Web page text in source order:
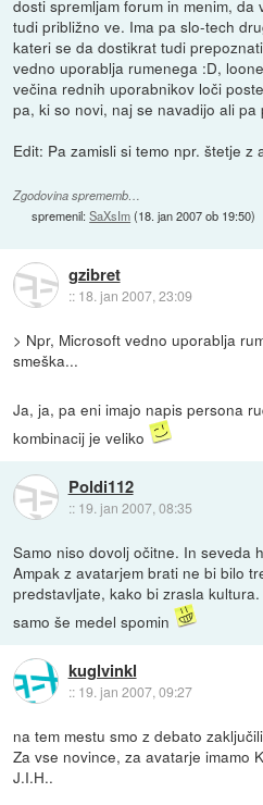
dosti spremljam forum in menim,
tudi približno ve. Ima pa slo-tech
kateri se da dostikrat tudi
vedno uporablja rumenega :D,
večina rednih uporabnikov loči
pa, ki so novi, naj se navadijo ali
Edit: Pa zamisli si temo npr. štetje z
Zgodovina sprememb…
spremenil:SaXsIm(18. jan 2007 ob 19:50)
gzibret
:: 18. jan 2007, 23:09
> Npr, Microsoft vedno uporablja
smeška...
Ja, ja, pa eni imajo napis persona
kombinacij je veliko
Poldi112
:: 19. jan 2007, 08:35
Samo niso dovolj očitne. In seveda
Ampak z avatarjem brati ne bi bilo
predstavljate, kako bi zrasla
samo še medel spomin
kuglvinkl
:: 19. jan 2007, 09:27
na tem mestu smo z debato
Za vse novince, za avatarje imamo
J.I.H..